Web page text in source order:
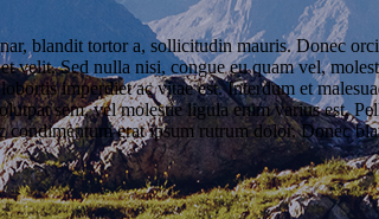
blandit tortor a, sollicitudin mauris. Donec
velit. Sed nulla nisi, congue eu quam vel,
imperdiet ac vitae est. Interdum et
sem, vel molestie ligula enim varius est.
erat ipsum rutrum dolor. Donec